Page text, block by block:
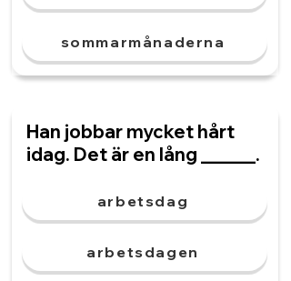
sommarmånaderna
Han jobbar mycket hårt
idag. Det är en lång ______.
arbetsdag
arbetsdagen